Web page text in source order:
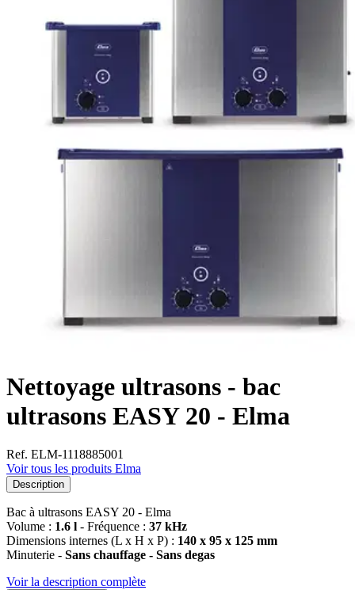
Nettoyage ultrasons - bac
ultrasons EASY 20 - Elma
Ref. ELM-1118885001
Voir tous les produits Elma
Description
Bac à ultrasons EASY 20 - Elma
Volume : 1.6 l - Fréquence : 37 kHz
Dimensions internes (L x H x P) : 140 x 95 x 125 mm
Minuterie - Sans chauffage - Sans degas
Voir la description complète